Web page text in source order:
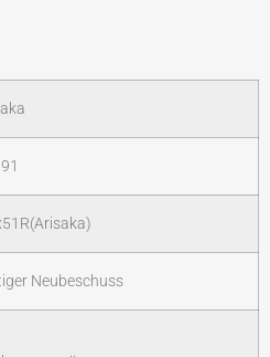
Neubeschuss